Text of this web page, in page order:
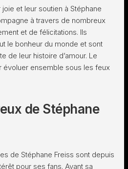
et leur soutien à Stéphane
à travers de nombreux
et de félicitations. Ils
le bonheur du monde et sont
de leur histoire d’amour. Le
évoluer ensemble sous les feux
de Stéphane
de Stéphane Freiss sont depuis
pour ses fans. Avant sa